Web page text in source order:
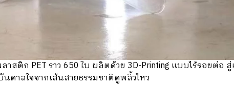
สติก PET ราว 650 ใบ ผลิตด้วย 3D-Printing แบบไร้รอยต่อ สู่
ดาลใจจากเส้นสายธรรมชาติดูพลิ้วไหว